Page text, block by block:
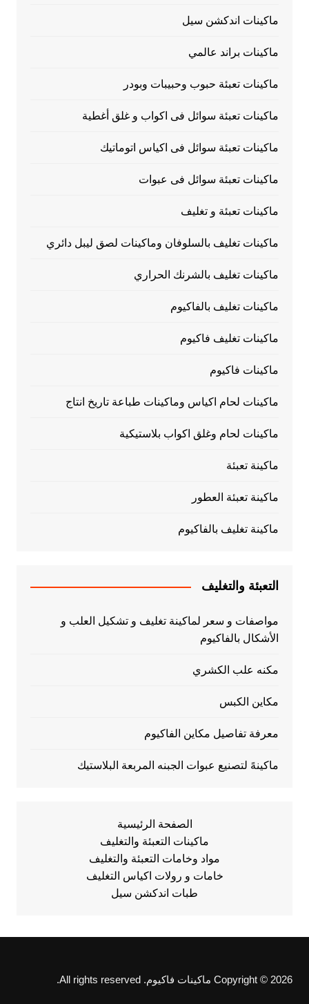
ماكينات اندكشن سيل
ماكينات براند عالمي
ماكينات تعبئة حبوب وحبيبات وبودر
ماكينات تعبئة سوائل فى اكواب و غلق أغطية
ماكينات تعبئة سوائل فى اكياس اتوماتيك
ماكينات تعبئة سوائل فى عبوات
ماكينات تعبئة و تغليف
ماكينات تغليف بالسلوفان وماكينات لصق ليبل دائري
ماكينات تغليف بالشرنك الحراري
ماكينات تغليف بالفاكيوم
ماكينات تغليف فاكيوم
ماكينات فاكيوم
ماكينات لحام اكياس وماكينات طباعة تاريخ انتاج
ماكينات لحام وغلق اكواب بلاستيكية
ماكينة تعبئة
ماكينة تعبئة العطور
ماكينة تغليف بالفاكيوم
التعبئة والتغليف
مواصفات و سعر لماكينة تغليف و تشكيل العلب و
الأشكال بالفاكيوم
مكنه علب الكشري
مكاين الكبس
معرفة تفاصيل مكاين الفاكيوم
ماكينهً لتصنيع عبوات الجبنه المربعة البلاستيك
الصفحة الرئيسية
ماكينات التعبئة والتغليف
مواد وخامات التعبئة والتغليف
خامات و رولات اكياس التغليف
طبات اندكشن سيل
Copyright © 2026 ماكينات فاكيوم. All rights reserved.